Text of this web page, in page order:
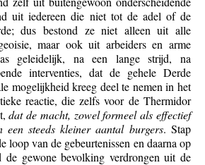
uit iedereen die niet tot de adel of de
dus bestond ze niet alleen uit alle
maar ook uit arbeiders en arme
geleidelijk, na een lange strijd, na
interventies, dat de gehele Derde
mogelijkheid kreeg deel te nemen in het
reactie, die zelfs voor de Thermidor
dat de macht, zowel formeel als effectief
steeds kleiner aantal burgers. Stap
loop van de gebeurtenissen en daarna op
de gewone bevolking verdrongen uit de